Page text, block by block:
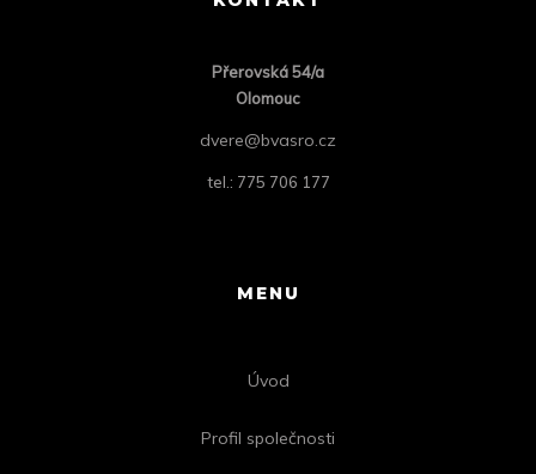
Přerovská 54/a
Olomouc
dvere@bvasro.cz
tel.: 775 706 177
MENU
Úvod
Profil společnosti